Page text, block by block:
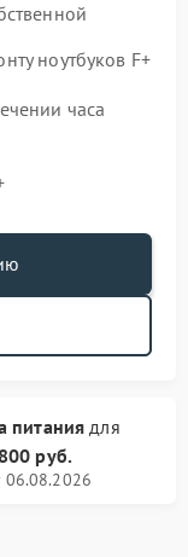
ноутбуков F+
часа
питания для
руб.
06.08.2026